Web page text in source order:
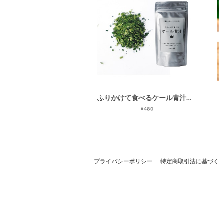
ふりかけて食べるケール青汁（30ｇ）
¥480
プライバシーポリシー 特定商取引法に基づ